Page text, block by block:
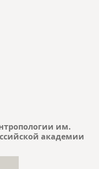
им.
академии